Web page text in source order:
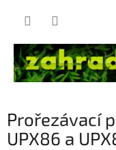
Prořezávací
UPX86 a